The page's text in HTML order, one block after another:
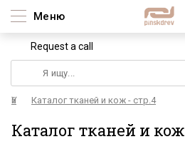
Меню
Request a call
Үй Каталог тканей и кож - стр.4
Каталог тканей и кож